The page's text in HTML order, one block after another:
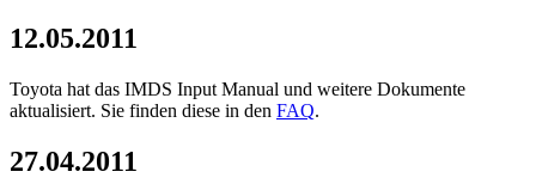
12.05.2011
Toyota hat das IMDS Input Manual und weitere Dokumente
aktualisiert. Sie finden diese in den FAQ.
27.04.2011